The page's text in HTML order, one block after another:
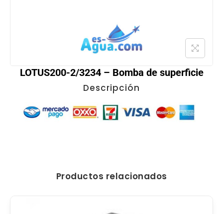
LOTUS200-2/3234 – Bomba de superficie
Descripción
Productos relacionados